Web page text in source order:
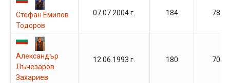
Стефан Емилов
Тодоров
07.07.2004 г. 184 78
Александър
Лъчезаров
Захариев
12.06.1993 г. 180 70